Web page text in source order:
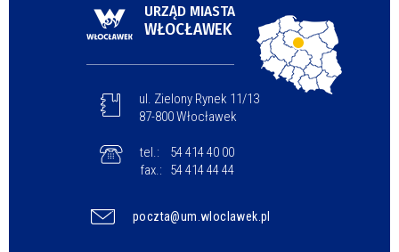
URZĄD MIASTA
WŁOCŁAWEK
ul. Zielony Rynek 11/13
87-800 Włocławek
tel.:
54 414 40 00
fax.:
54 414 44 44
poczta@um.wloclawek.pl